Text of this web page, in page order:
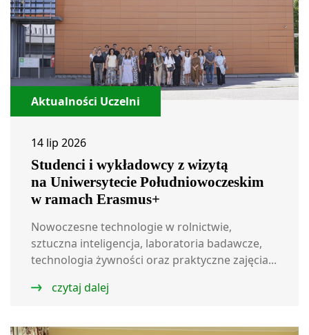
Aktualności Uczelni
14 lip 2026
Studenci i wykładowcy z wizytą
na Uniwersytecie Południowoczeskim
w ramach Erasmus+
Nowoczesne technologie w rolnictwie,
sztuczna inteligencja, laboratoria badawcze,
technologia żywności oraz praktyczne zajęcia...
czytaj dalej